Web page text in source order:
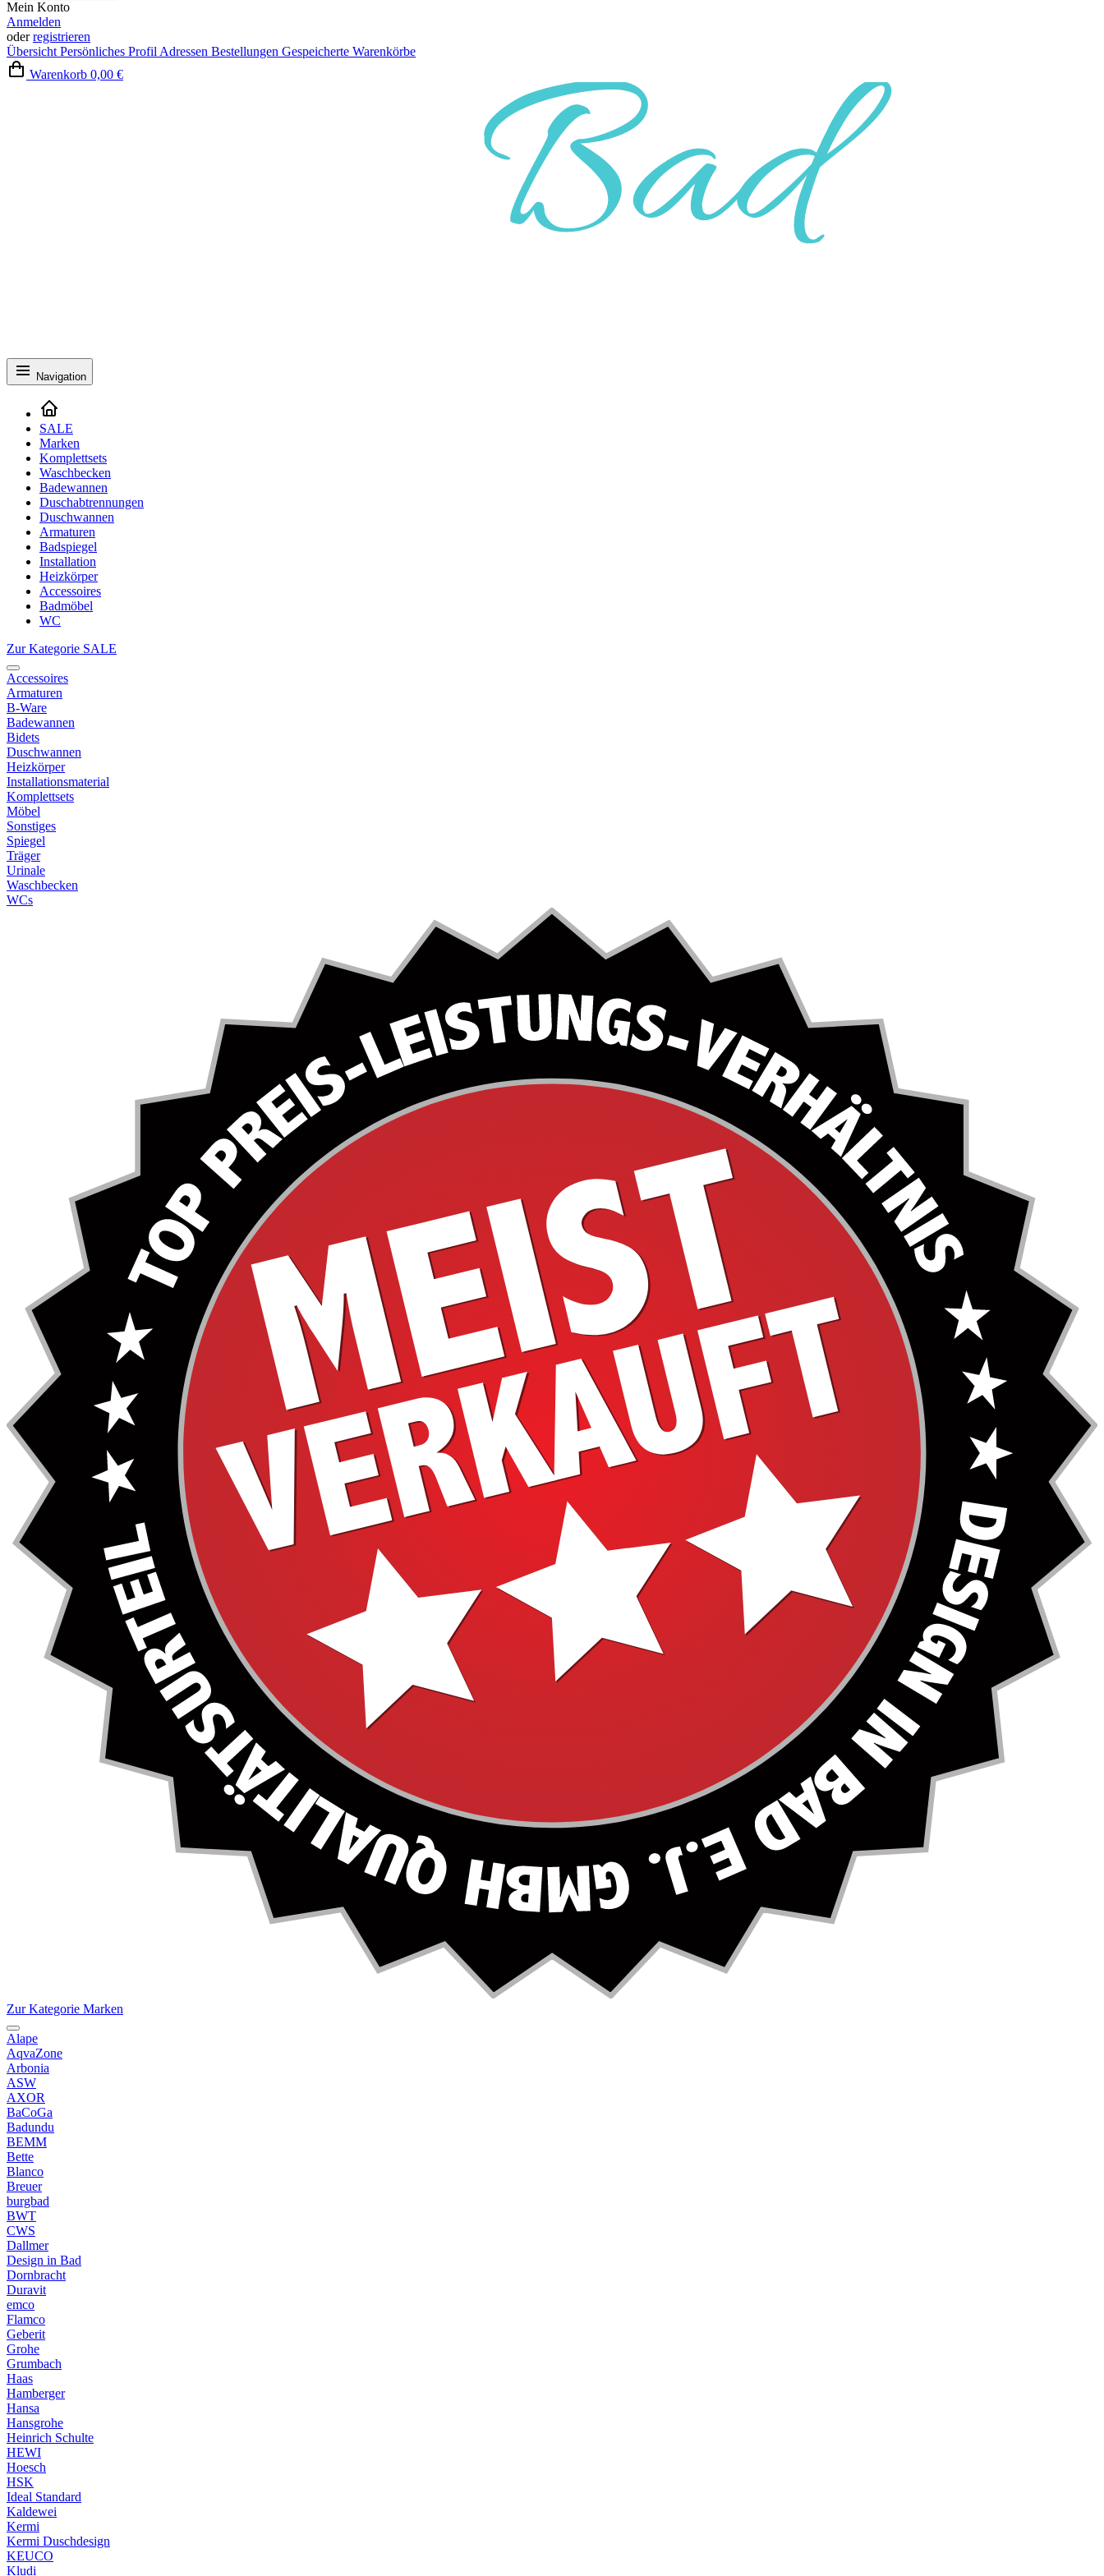
Mein Konto
Anmelden
oderregistrieren
Übersicht Persönliches Profil Adressen Bestellungen Gespeicherte Warenkörbe
Warenkorb 0,00 €
Navigation
SALE
Marken
Komplettsets
Waschbecken
Badewannen
Duschabtrennungen
Duschwannen
Armaturen
Badspiegel
Installation
Heizkörper
Accessoires
Badmöbel
WC
Zur Kategorie SALE
Accessoires
Armaturen
B-Ware
Badewannen
Bidets
Duschwannen
Heizkörper
Installationsmaterial
Komplettsets
Möbel
Sonstiges
Spiegel
Träger
Urinale
Waschbecken
WCs
Zur Kategorie Marken
Alape
AqvaZone
Arbonia
ASW
AXOR
BaCoGa
Badundu
BEMM
Bette
Blanco
Breuer
burgbad
BWT
CWS
Dallmer
Design in Bad
Dornbracht
Duravit
emco
Flamco
Geberit
Grohe
Grumbach
Haas
Hamberger
Hansa
Hansgrohe
Heinrich Schulte
HEWI
Hoesch
HSK
Ideal Standard
Kaldewei
Kermi
Kermi Duschdesign
KEUCO
Kludi